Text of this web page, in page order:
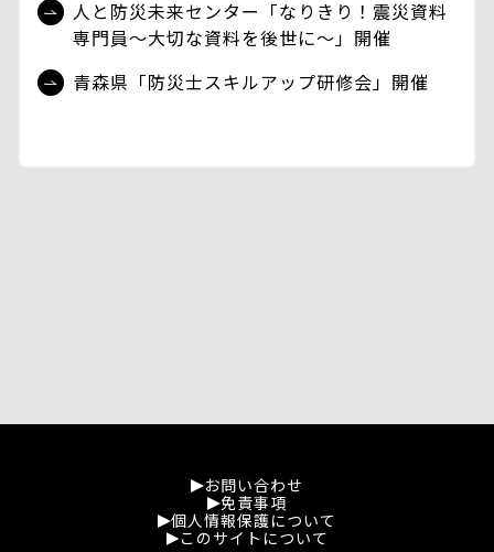
人と防災未来センター「なりきり！震災資料
専門員～大切な資料を後世に～」開催
青森県「防災士スキルアップ研修会」開催
お問い合わせ
免責事項
個人情報保護について
このサイトについて